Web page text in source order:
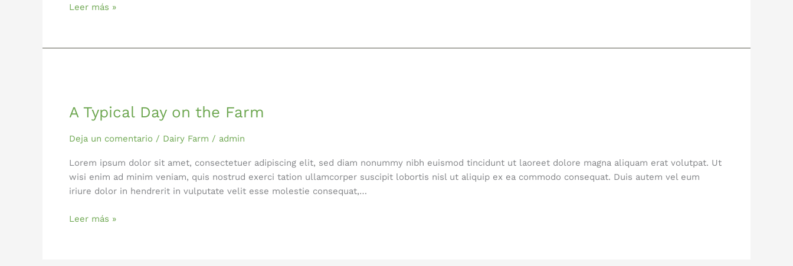
Leer más »
A Typical Day on the Farm
Deja un comentario / Dairy Farm / admin
Lorem ipsum dolor sit amet, consectetuer adipiscing elit, sed diam nonummy nibh euismod tincidunt ut laoreet dolore magna aliquam erat volutpat. Ut
wisi enim ad minim veniam, quis nostrud exerci tation ullamcorper suscipit lobortis nisl ut aliquip ex ea commodo consequat. Duis autem vel eum
iriure dolor in hendrerit in vulputate velit esse molestie consequat,…
Day
the
Leer más »